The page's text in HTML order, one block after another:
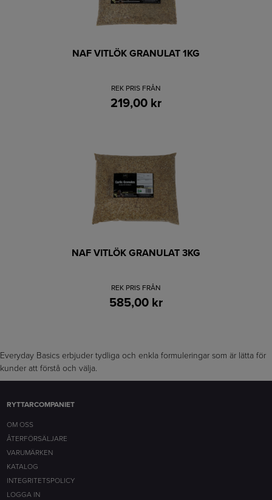
NAF VITLÖK GRANULAT 1KG
REK PRIS FRÅN
219,00 kr
NAF VITLÖK GRANULAT 3KG
REK PRIS FRÅN
585,00 kr
Everyday Basics erbjuder tydliga och enkla formuleringar som är lätta för
kunder att förstå och välja.
RYTTARCOMPANIET
OM OSS
ÅTERFÖRSÄLJARE
VARUMÄRKEN
KATALOG
INTEGRITETSPOLICY
LOGGA IN